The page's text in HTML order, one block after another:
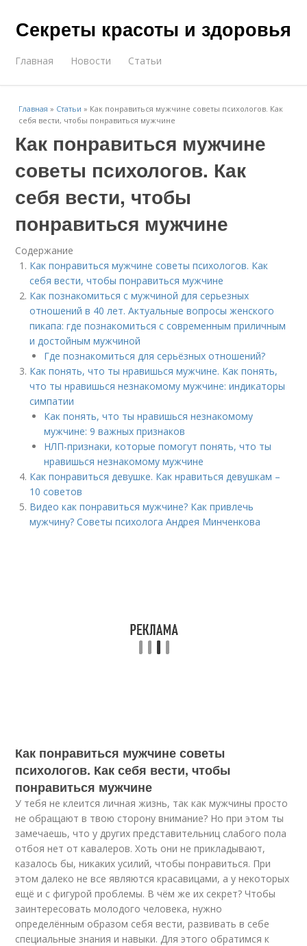
Секреты красоты и здоровья
Главная Новости Статьи
Главная » Статьи » Как понравиться мужчине советы психологов. Как
себя вести, чтобы понравиться мужчине
Как понравиться мужчине
советы психологов. Как
себя вести, чтобы
понравиться мужчине
Содержание
Как понравиться мужчине советы психологов. Как
себя вести, чтобы понравиться мужчине
Как познакомиться с мужчиной для серьезных
отношений в 40 лет. Актуальные вопросы женского
пикапа: где познакомиться с современным приличным
и достойным мужчиной
Где познакомиться для серьёзных отношений?
Как понять, что ты нравишься мужчине. Как понять,
что ты нравишься незнакомому мужчине: индикаторы
симпатии
Как понять, что ты нравишься незнакомому
мужчине: 9 важных признаков
НЛП-признаки, которые помогут понять, что ты
нравишься незнакомому мужчине
Как понравиться девушке. Как нравиться девушкам –
10 советов
Видео как понравиться мужчине? Как привлечь
мужчину? Советы психолога Андрея Минченкова
Как понравиться мужчине советы
психологов. Как себя вести, чтобы
понравиться мужчине
У тебя не клеится личная жизнь, так как мужчины просто
не обращают в твою сторону внимание? Но при этом ты
замечаешь, что у других представительниц слабого пола
отбоя нет от кавалеров. Хоть они не прикладывают,
казалось бы, никаких усилий, чтобы понравиться. При
этом далеко не все являются красавицами, а у некоторых
ещё и с фигурой проблемы. В чём же их секрет? Чтобы
заинтересовать молодого человека, нужно
определённым образом себя вести, развивать в себе
специальные знания и навыки. Для этого обратимся к